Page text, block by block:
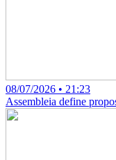
08/07/2026 • 21:23
Assembleia define